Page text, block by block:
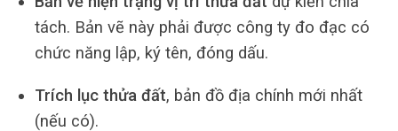
tách. Bản vẽ này phải được công ty đo đạc có
chức năng lập, ký tên, đóng dấu.
Trích lục thửa đất, bản đồ địa chính mới nhất
(nếu có).